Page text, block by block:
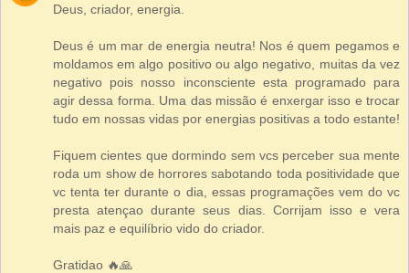
Deus, criador, energia.
Deus é um mar de energia neutra! Nos é quem pegamos e
moldamos em algo positivo ou algo negativo, muitas da vez
negativo pois nosso inconsciente esta programado para
agir dessa forma. Uma das missão é enxergar isso e trocar
tudo em nossas vidas por energias positivas a todo estante!
Fiquem cientes que dormindo sem vcs perceber sua mente
roda um show de horrores sabotando toda positividade que
vc tenta ter durante o dia, essas programações vem do vc
presta atençao durante seus dias. Corrijam isso e vera
mais paz e equilíbrio vido do criador.
Gratidao 🔥🙏